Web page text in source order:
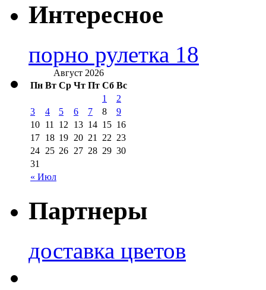
Интересное
порно рулетка 18
Август 2026
Пн Вт Ср Чт Пт Сб Вс
« Июл
1
2
3
4 5 6 7 8
9
10 11 12 13 14 15 16
17 18 19 20 21 22 23
24 25 26 27 28 29 30
31
Партнеры
доставка цветов